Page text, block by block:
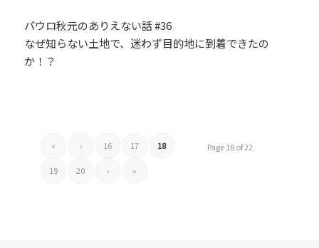
パウロ秋元のありえない話 #36
なぜ知らない土地で、迷わず目的地に到着できたの
か！？
Page 18 of 22
« ‹ 16 17 18
19 20 › »